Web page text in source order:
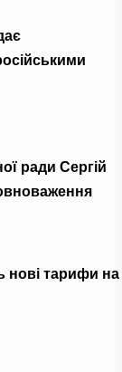
ради Сергій
нові тарифи на